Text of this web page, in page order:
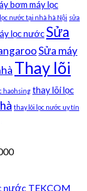
bơm máy lọc
nước tại nhà hà Nội sửa
lọc nướcSửa
Sửa máy
Thay lõi
haohsing thay lõi lọc
thay lõi lọc nước uy tín
nước TEKCOM